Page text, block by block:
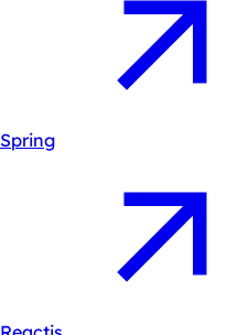
Spring